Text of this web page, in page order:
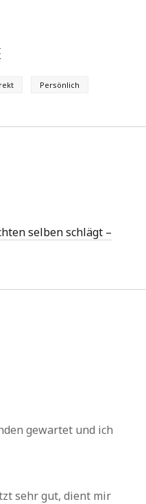
Persönlich
selben schlägt –
gewartet und ich
sehr gut, dient mir